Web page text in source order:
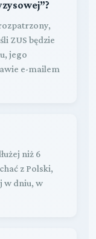
ZUS będzie
jego
e-mailem
niż 6
z Polski,
w dniu, w